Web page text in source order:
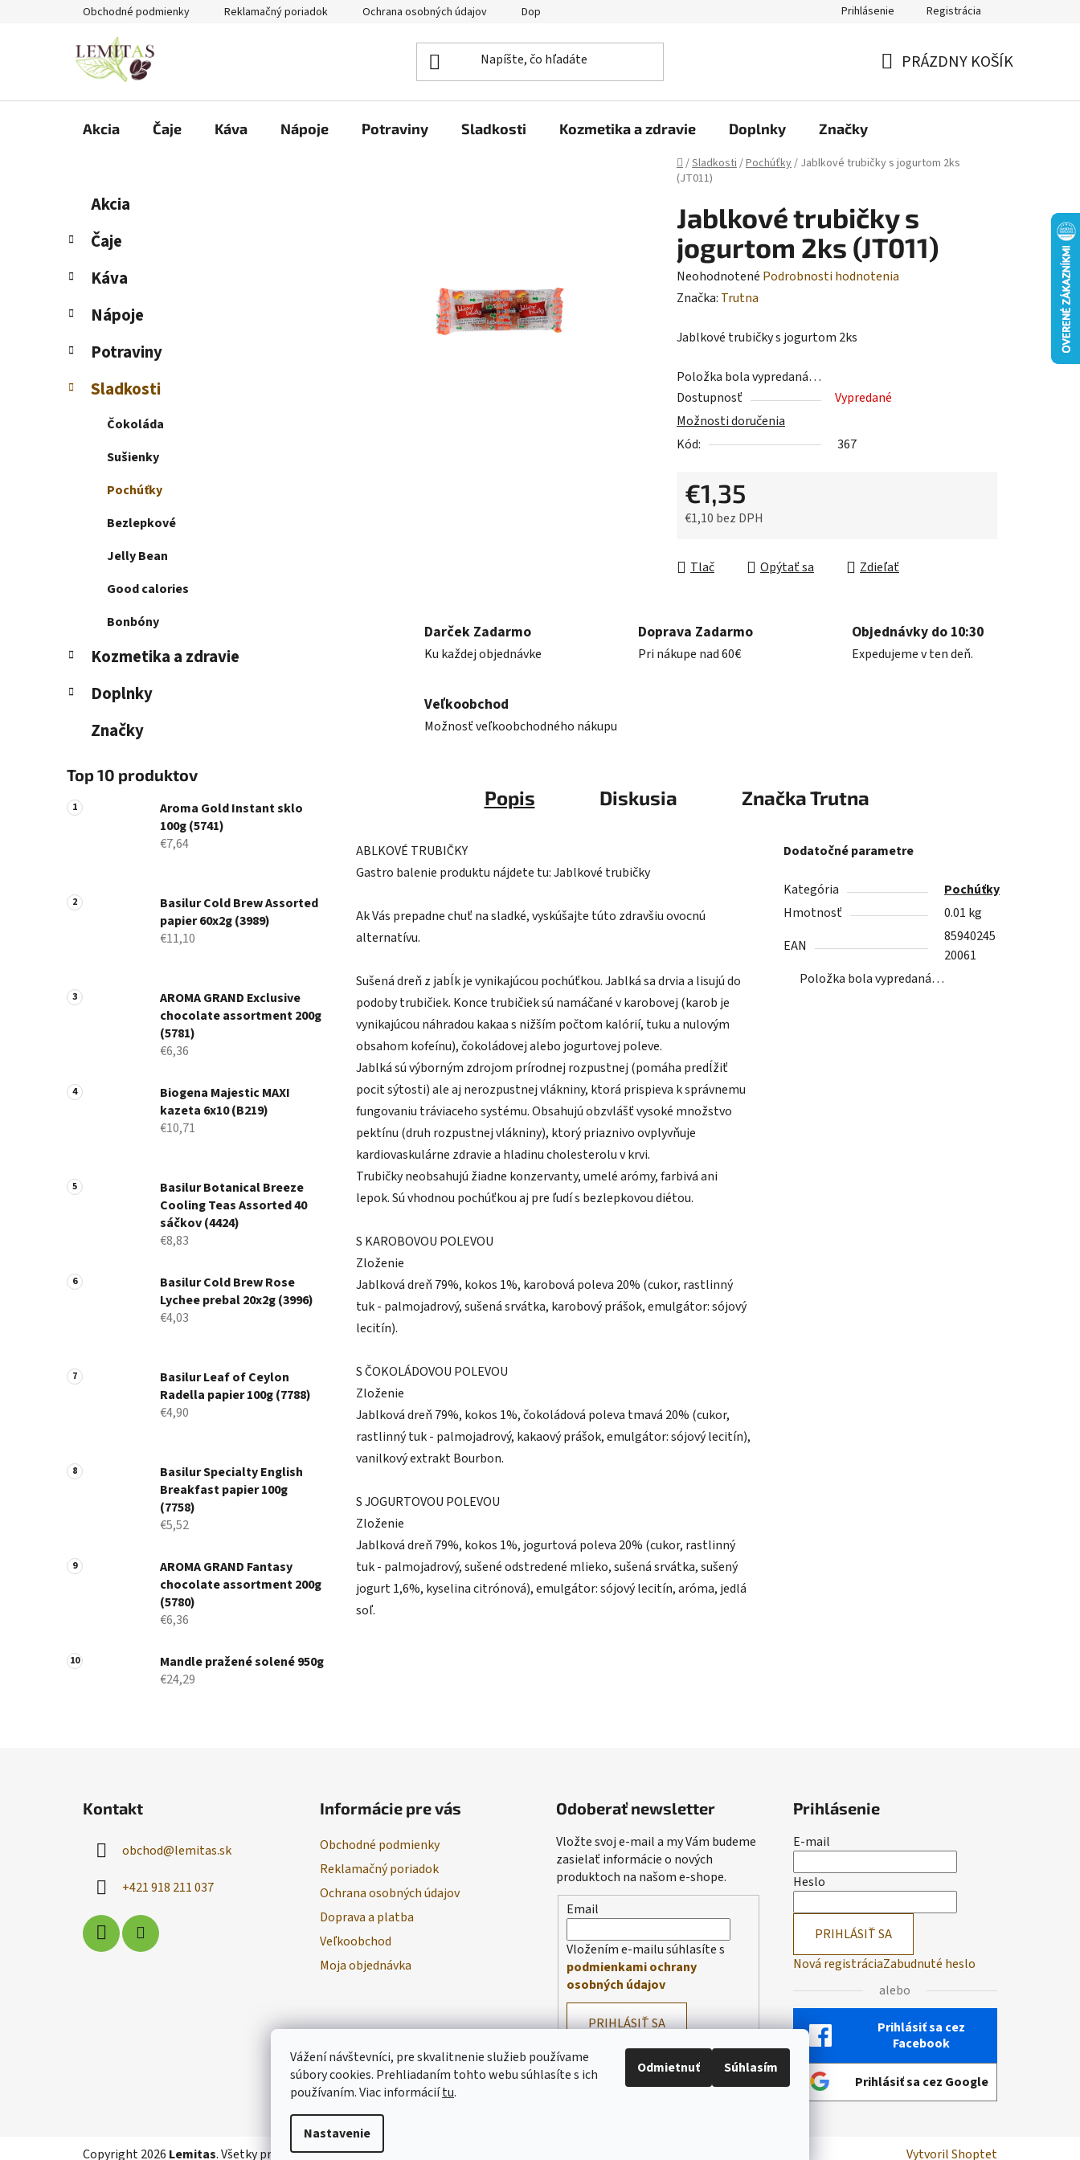
Vážení návštevníci, pre skvalitnenie služieb používame
súbory cookies. Prehliadaním tohto webu súhlasíte s ich
používaním.Viac informáciítu.
Nastavenie
Odmietnuť Súhlasím
Obchodné podmienky Reklamačný poriadok Ochrana osobných údajov Doprava a platba Prihlásenie Registrácia
PRÁZDNY KOŠÍK
Akcia Čaje Káva Nápoje Potraviny Sladkosti Kozmetika a zdravie Doplnky Značky
Domov
/Sladkosti/Pochúťky/ Jablkové trubičky s jogurtom 2ks
(JT011)
č
ý
a
n
l
Preskočiť
kategórie
e
ó
i
Akcia
Čaje
Káva
Nápoje
Potraviny
Sladkosti
Čokoláda
Sušienky
Pochúťky
Bezlepkové
Jelly Bean
Good calories
Bonbóny
Kozmetika a zdravie
Doplnky
Značky
Top 10 produktov
Aroma Gold Instant sklo
100g (5741)
€7,64
Basilur Cold Brew Assorted
papier 60x2g (3989)
€11,10
AROMA GRAND Exclusive
chocolate assortment 200g
(5781)
€6,36
Biogena Majestic MAXI
kazeta 6x10 (B219)
€10,71
Basilur Botanical Breeze
Cooling Teas Assorted 40
sáčkov (4424)
€8,83
Basilur Cold Brew Rose
Lychee prebal 20x2g (3996)
€4,03
Basilur Leaf of Ceylon
Radella papier 100g (7788)
€4,90
Basilur Specialty English
Breakfast papier 100g
(7758)
€5,52
AROMA GRAND Fantasy
chocolate assortment 200g
(5780)
€6,36
Mandle pražené solené 950g
€24,29
Jablkové trubičky s
jogurtom 2ks (JT011)
Priemerné
hodnotenie
je
z
5
hviezdičiek.
Neohodnotené Podrobnosti hodnotenia
Značka: Trutna
Jablkové trubičky s jogurtom 2ks
Položka bola vypredaná…
Dostupnosť
Vypredané
Možnosti doručenia
Kód:
367
€1,35
€1,10 bez DPH
Tlač
Opýtať sa Zdieľať
Darček Zadarmo
Ku každej objednávke
Doprava Zadarmo
Pri nákupe nad 60€
Objednávky do 10:30
Expedujeme v ten deň.
Veľkoobchod
Možnosť veľkoobchodného nákupu
Popis Diskusia ZnačkaTrutna
ABLKOVÉ TRUBIČKY
Gastro balenie produktu nájdete tu: Jablkové trubičky
Ak Vás prepadne chuť na sladké, vyskúšajte túto zdravšiu ovocnú
alternatívu.
Sušená dreň z jabĺk je vynikajúcou pochúťkou. Jablká sa drvia a lisujú do
podoby trubičiek. Konce trubičiek sú namáčané v karobovej (karob je
vynikajúcou náhradou kakaa s nižším počtom kalórií, tuku a nulovým
obsahom kofeínu), čokoládovej alebo jogurtovej poleve.
Jablká sú výborným zdrojom prírodnej rozpustnej (pomáha predĺžiť
pocit sýtosti) ale aj nerozpustnej vlákniny, ktorá prispieva k správnemu
fungovaniu tráviaceho systému. Obsahujú obzvlášť vysoké množstvo
pektínu (druh rozpustnej vlákniny), ktorý priaznivo ovplyvňuje
kardiovaskulárne zdravie a hladinu cholesterolu v krvi.
Trubičky neobsahujú žiadne konzervanty, umelé arómy, farbivá ani
lepok. Sú vhodnou pochúťkou aj pre ľudí s bezlepkovou diétou.
S KAROBOVOU POLEVOU
Zloženie
Jablková dreň 79%, kokos 1%, karobová poleva 20% (cukor, rastlinný
tuk - palmojadrový, sušená srvátka, karobový prášok, emulgátor: sójový
lecitín).
S ČOKOLÁDOVOU POLEVOU
Zloženie
Jablková dreň 79%, kokos 1%, čokoládová poleva tmavá 20% (cukor,
rastlinný tuk - palmojadrový, kakaový prášok, emulgátor: sójový lecitín),
vanilkový extrakt Bourbon.
S JOGURTOVOU POLEVOU
Zloženie
Jablková dreň 79%, kokos 1%, jogurtová poleva 20% (cukor, rastlinný
tuk - palmojadrový, sušené odstredené mlieko, sušená srvátka, sušený
jogurt 1,6%, kyselina citrónová), emulgátor: sójový lecitín, aróma, jedlá
soľ.
Dodatočné parametre
Kategória
Pochúťky
Hmotnosť
0.01 kg
EAN
85940245
20061
Položka bola vypredaná…
Kontakt
obchod@lemitas.sk
+421 918 211 037
Informácie pre vás
Obchodné podmienky
Reklamačný poriadok
Ochrana osobných údajov
Doprava a platba
Veľkoobchod
Moja objednávka
Odoberať newsletter
Vložte svoj e-mail a my Vám budeme
zasielať informácie o nových
produktoch na našom e-shope.
Email
Vložením e-mailu súhlasíte s
podmienkami ochrany
osobných údajov
PRIHLÁSIŤ SA
Prihlásenie
E-mail
Heslo
PRIHLÁSIŤ SA
Nová registráciaZabudnuté heslo
alebo
Prihlásiť sa cez
Facebook
Prihlásiť sa cez Google
Vytvoril Shoptet
Copyright 2026 Lemitas. Všetky práva vyhradené.Upraviť nastavenie cookies